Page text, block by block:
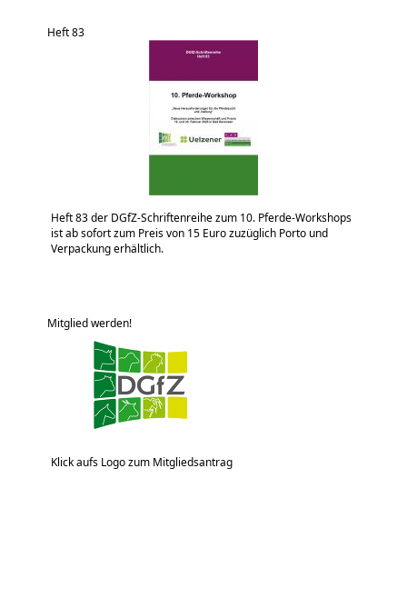
Heft 83
Heft 83 der DGfZ-Schriftenreihe zum 10. Pferde-Workshops
ist ab sofort zum Preis von 15 Euro zuzüglich Porto und
Verpackung erhältlich.
Mitglied werden!
Klick aufs Logo zum Mitgliedsantrag